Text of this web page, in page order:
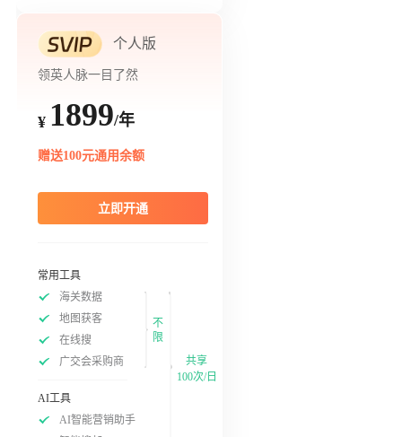
个人版
领英人脉一目了然
¥ 1899/年
赠送100元通用余额
立即开通
常用工具
海关数据
地图获客
在线搜
广交会采购商
不
限
AI工具
AI智能营销助手
共享
100次/日